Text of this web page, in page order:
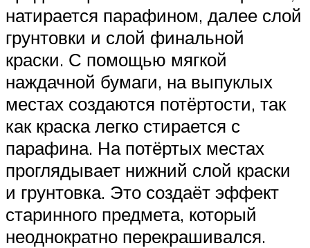
натирается парафином, далее слой
грунтовки и слой финальной
краски. С помощью мягкой
наждачной бумаги, на выпуклых
местах создаются потёртости, так
как краска легко стирается с
парафина. На потёртых местах
проглядывает нижний слой краски
и грунтовка. Это создаёт эффект
старинного предмета, который
неоднократно перекрашивался.